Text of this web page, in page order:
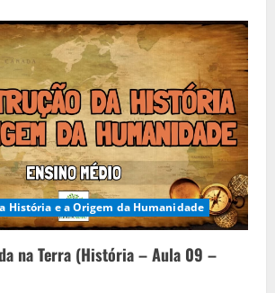
História e a Origem da Humanidade
na Terra (História – Aula 09 –